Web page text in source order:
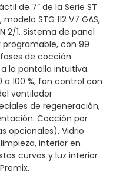
de 7″ de la Serie ST
STG 112 V7 GAS,
2/1. Sistema de panel
con 99
de cocción.
la pantalla intuitiva.
100 %, fan control con
ventilador
de regeneración,
Cocción por
opcionales). Vidrio
interior en
curvas y luz interior